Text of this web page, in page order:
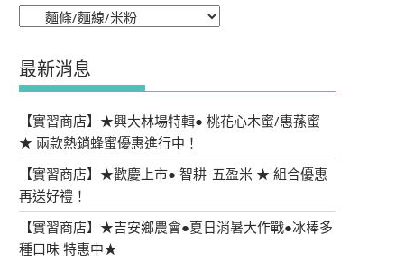
最新消息
【實習商店】★興大林場特輯● 桃花心木蜜/惠蓀蜜
★ 兩款熱銷蜂蜜優惠進行中！
【實習商店】★歡慶上市● 智耕-五盈米 ★ 組合優惠
再送好禮！
【實習商店】★吉安鄉農會●夏日消暑大作戰●冰棒多
種口味 特惠中★